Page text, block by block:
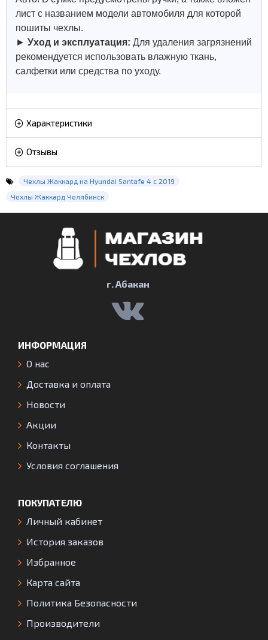
лист с названием модели автомобиля для которой
пошиты чехлы.
► Уход и эксплуатация: Для удаления загрязнений
рекомендуется использовать влажную ткань,
салфетки или средства по уходу.
Характеристики
Отзывы
Чехлы Жаккард на Hyundai Santafe 4 с 2019
Чехлы Жаккард Челябинск
г. Абакан
ИНФОРМАЦИЯ
О нас
Доставка и оплата
Новости
Акции
Контакты
Условия соглашения
ПОКУПАТЕЛЮ
Личный кабинет
История заказов
Избранное
Карта сайта
Политика Безопасности
Производители